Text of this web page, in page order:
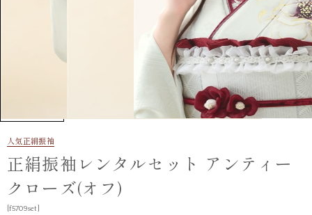
人気 正絹振袖
正絹振袖レンタルセット アンティー
クローズ(オフ)
[f5709set]